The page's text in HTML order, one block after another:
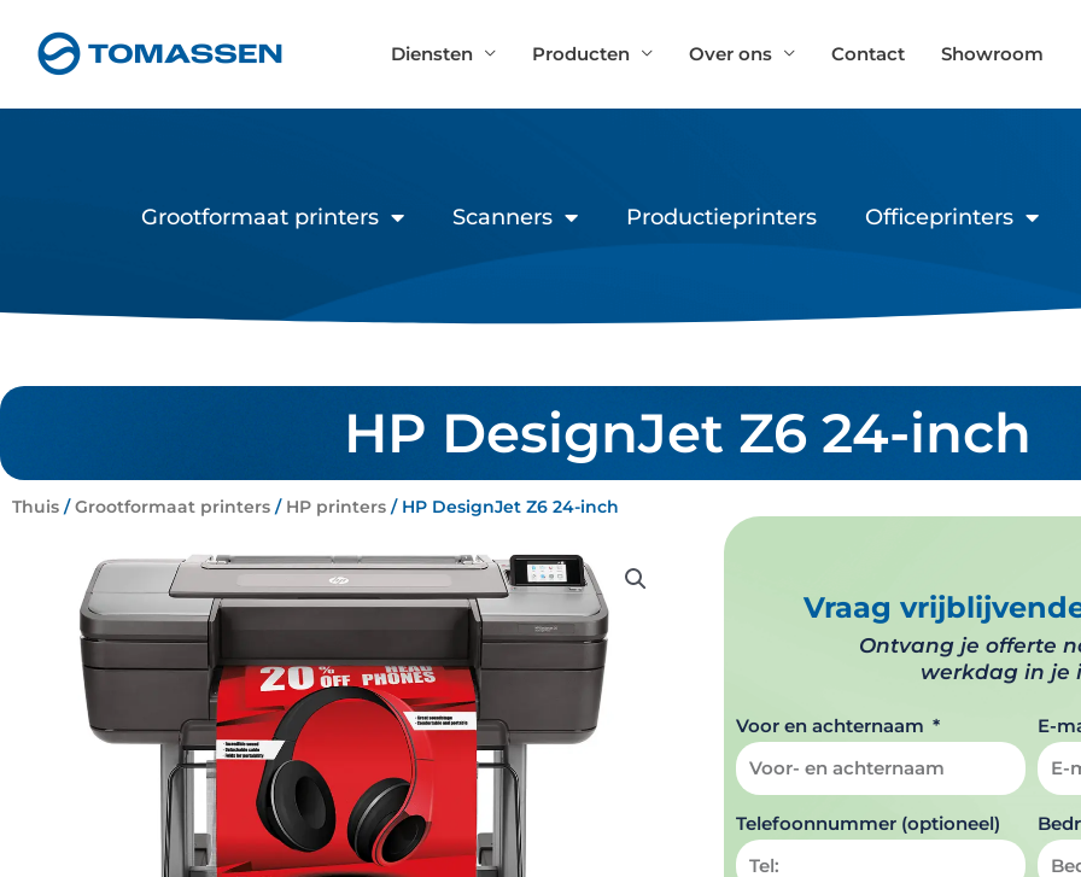
naar
inhoud
Diensten Producten Over ons Contact Showroom
Grootformaat printers Scanners Productieprinters Officeprinters
HP DesignJet Z6 24-inch
Thuis /Grootformaat printers / HP printers / HP DesignJet Z6 24-inch
Vraag
Ontvang je offerte
werkdag in je
Voor en achternaam E-
Telefoonnummer (optioneel)